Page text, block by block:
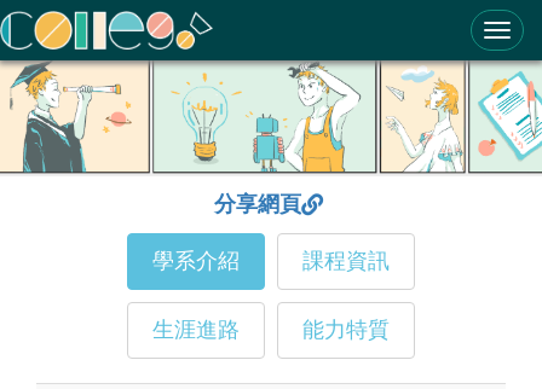
ColleGo! 大學選才與高中育才輔助系統
分享網頁
學系介紹 課程資訊
生涯進路 能力特質